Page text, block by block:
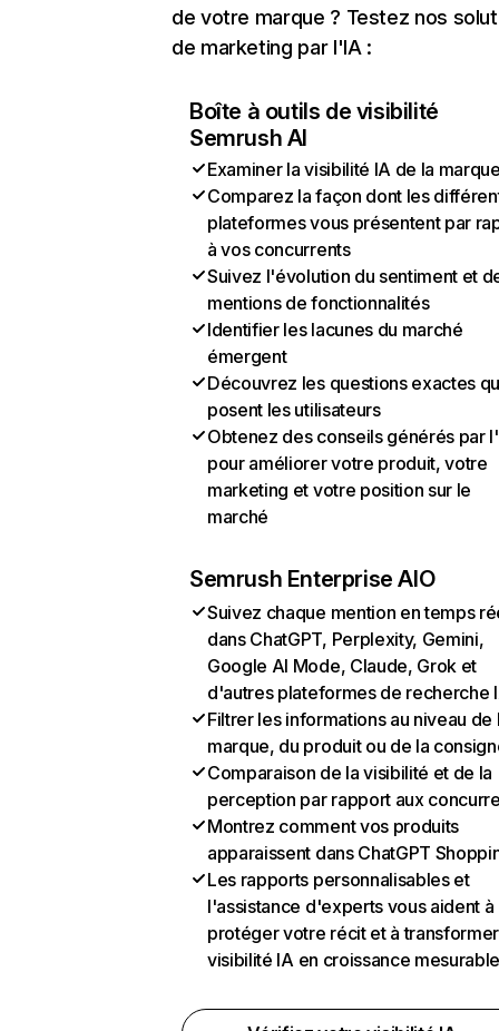
de votre marque ? Testez nos
de marketing par l'IA :
Boîte à outils de visibilité
Semrush AI
Examiner la visibilité IA de la
Comparez la façon dont les
plateformes vous présentent par
à vos concurrents
Suivez l'évolution du sentiment et
mentions de fonctionnalités
Identifier les lacunes du marché
émergent
Découvrez les questions exactes
posent les utilisateurs
Obtenez des conseils générés par
pour améliorer votre produit, votre
marketing et votre position sur le
marché
Semrush Enterprise AIO
Suivez chaque mention en temps
dans ChatGPT, Perplexity, Gemini,
Google AI Mode, Claude, Grok et
d'autres plateformes de recherche
Filtrer les informations au niveau de
marque, du produit ou de la
Comparaison de la visibilité et de la
perception par rapport aux
Montrez comment vos produits
apparaissent dans ChatGPT
Les rapports personnalisables et
l'assistance d'experts vous aident à
protéger votre récit et à
visibilité IA en croissance